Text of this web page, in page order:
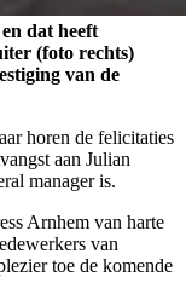
dat heeft
(foto rechts)
van de
horen de felicitaties
aan Julian
manager is.
Arnhem van harte
van
toe de komende